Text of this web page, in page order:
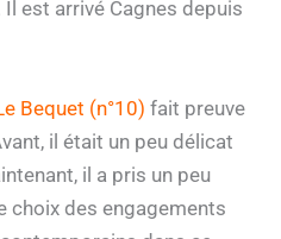
est arrivé Cagnes depuis
Bequet (n°10) fait preuve
il était un peu délicat
il a pris un peu
choix des engagements